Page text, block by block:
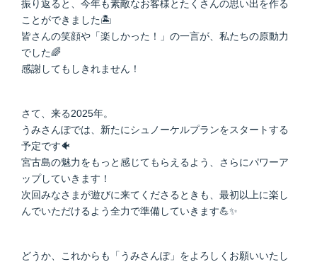
振り返ると、今年も素敵なお客様とたくさんの思い出を作る
ことができました🏝️
皆さんの笑顔や「楽しかった！」の一言が、私たちの原動力
でした🌈
感謝してもしきれません！
さて、来る2025年。
うみさんぽでは、新たにシュノーケルプランをスタートする
予定です🐠
宮古島の魅力をもっと感じてもらえるよう、さらにパワーア
ップしていきます！
次回みなさまが遊びに来てくださるときも、最初以上に楽し
んでいただけるよう全力で準備していきます💪✨
どうか、これからも「うみさんぽ」をよろしくお願いいたし